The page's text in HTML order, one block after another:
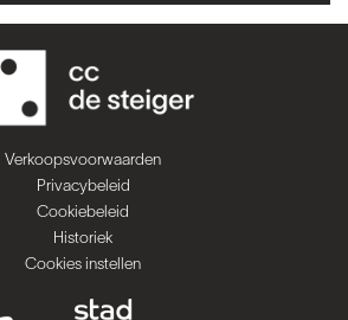
Verkoopsvoorwaarden
Privacybeleid
Cookiebeleid
Historiek
Cookies instellen